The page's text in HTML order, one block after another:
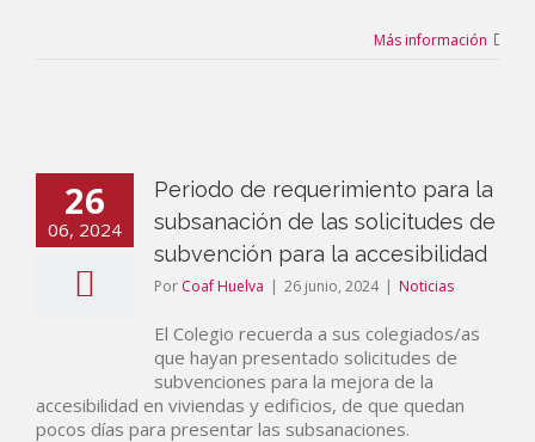
Más información
26
06, 2024
Periodo de requerimiento para la
subsanación de las solicitudes de
subvención para la accesibilidad
Por Coaf Huelva | 26 junio, 2024 | Noticias
El Colegio recuerda a sus colegiados/as
que hayan presentado solicitudes de
subvenciones para la mejora de la
accesibilidad en viviendas y edificios, de que quedan
pocos días para presentar las subsanaciones.